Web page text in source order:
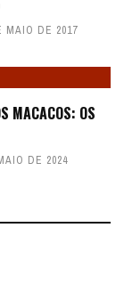
MAIO DE 2017
MACACOS: OS
DE 2024